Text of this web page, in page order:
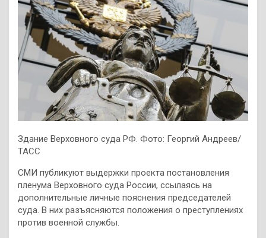
Здание Верховного суда РФ. Фото: Георгий Андреев/
ТАСС
СМИ публикуют выдержки проекта постановления
пленума Верховного суда России, ссылаясь на
дополнительные личные пояснения председателей
суда. В них разъясняются положения о преступлениях
против военной службы.